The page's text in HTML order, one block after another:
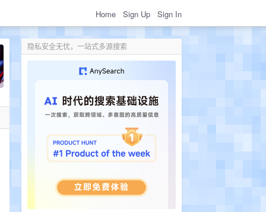
Home Sign Up Sign In
隐私安全无忧，一站式多源搜索